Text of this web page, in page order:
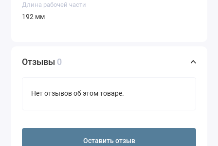
Длина рабочей части
192 мм
Отзывы 0
Нет отзывов об этом товаре.
Оставить отзыв